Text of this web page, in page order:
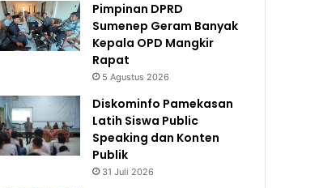
Pimpinan DPRD
Sumenep Geram Banyak
Kepala OPD Mangkir
Rapat
5 Agustus 2026
Diskominfo Pamekasan
Latih Siswa Public
Speaking dan Konten
Publik
31 Juli 2026